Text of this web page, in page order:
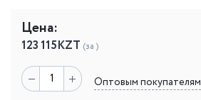
Цена:
123 115KZT (за )
Оптовым покупателям